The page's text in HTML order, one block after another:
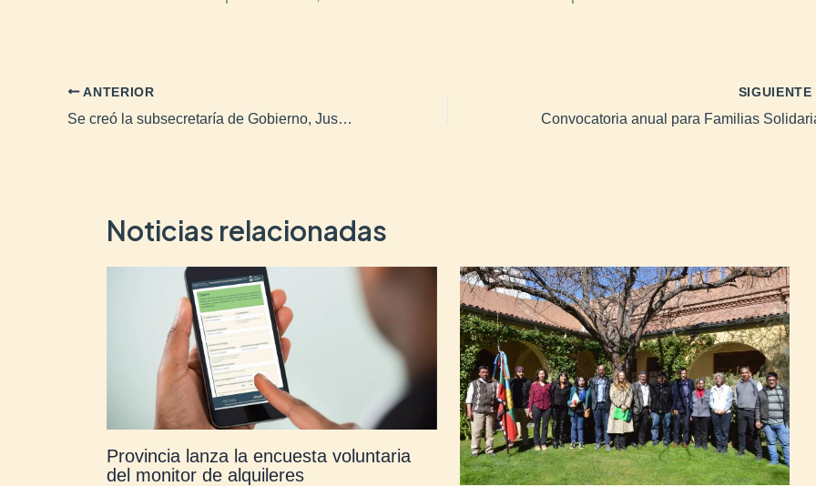
ANTERIOR
Se creó la subsecretaría de Gobierno, Justicia y Derechos Humanos
SIGUIENTE
Convocatoria anual para Familias
Noticias relacionadas
Provincia lanza la encuesta voluntaria
del monitor de alquileres